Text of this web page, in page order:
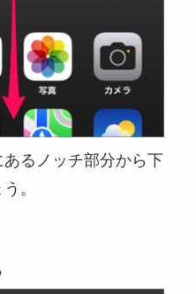
るノッチ部分から下
。